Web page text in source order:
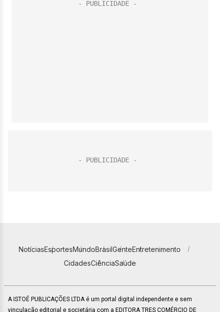
NotíciasEsportesMundoBrasilGenteEntretenimento
CidadesCiênciaSaúde
A ISTOÉ PUBLICAÇÕES LTDA é um portal digital independente e sem
vinculação editorial e societária com a EDITORA TRES COMÉRCIO DE